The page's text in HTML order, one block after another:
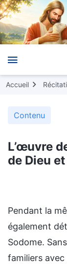
Accueil
Contenu
L’œuvre
de Dieu
Pendant la
également
Sodome.
familiers